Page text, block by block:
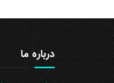
درباره ما